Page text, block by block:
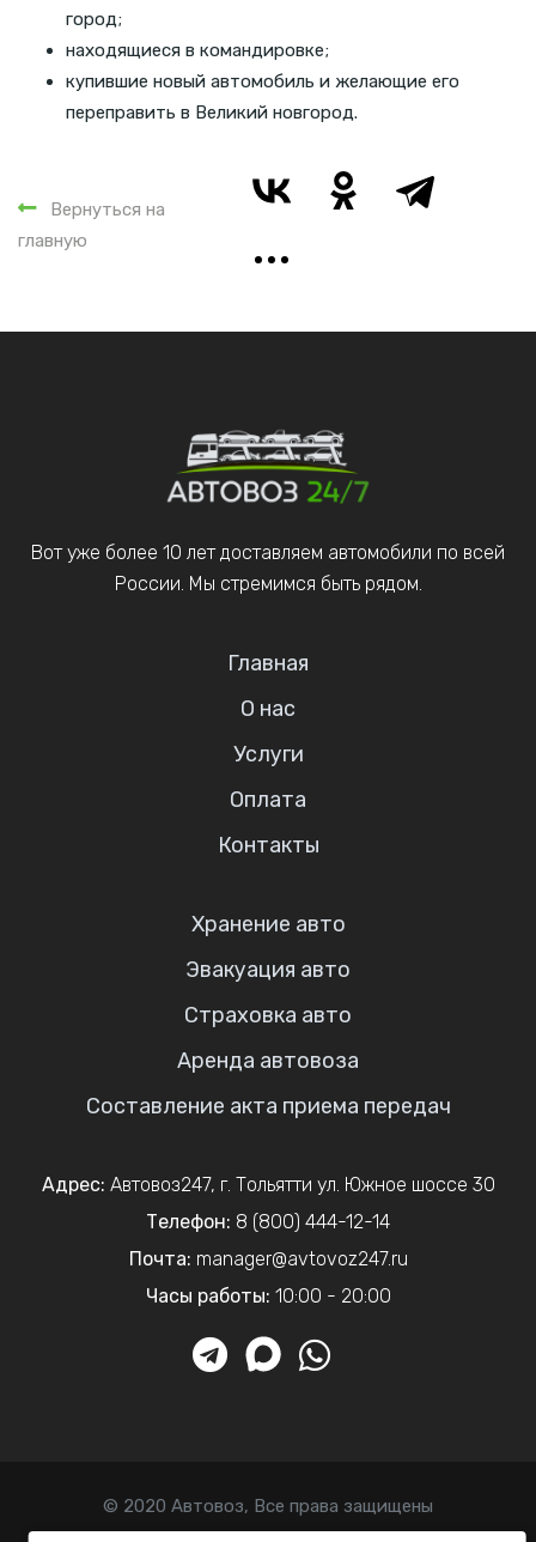
город;
находящиеся в командировке;
купившие новый автомобиль и желающие его
переправить в Великий новгород.
Вернуться на
главную
Вот уже более 10 лет доставляем автомобили по всей
России. Мы стремимся быть рядом.
Главная
О нас
Услуги
Оплата
Контакты
Хранение авто
Эвакуация авто
Страховка авто
Аренда автовоза
Составление акта приема передач
Адрес: Автовоз247, г. Тольятти ул. Южное шоссе 30
Телефон: 8 (800) 444-12-14
Почта: manager@avtovoz247.ru
Часы работы: 10:00 - 20:00
© 2020 Автовоз, Все права защищены